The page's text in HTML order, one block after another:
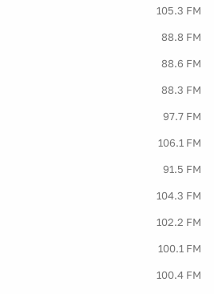
105.3 FM
88.8 FM
88.6 FM
88.3 FM
97.7 FM
106.1 FM
91.5 FM
104.3 FM
102.2 FM
100.1 FM
100.4 FM